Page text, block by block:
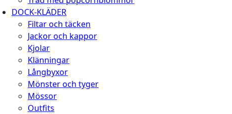
DOCK-KLÄDER
Filtar och täcken
Jackor och kappor
Kjolar
Klänningar
Långbyxor
Mönster och tyger
Mössor
Outfits